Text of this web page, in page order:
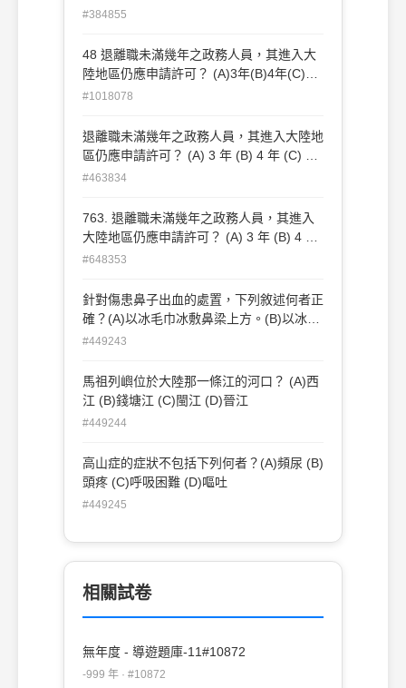
年 (D) 6 年
#384855
48 退離職未滿幾年之政務人員，其進入大
陸地區仍應申請許可？ (A)3年(B)4年(C)5
年(D)6年
#1018078
退離職未滿幾年之政務人員，其進入大陸地
區仍應申請許可？ (A) 3 年 (B) 4 年 (C) 5
年 (D) 6 年
#463834
763. 退離職未滿幾年之政務人員，其進入
大陸地區仍應申請許可？ (A) 3 年 (B) 4 年
#648353
針對傷患鼻子出血的處置，下列敘述何者正
確？(A)以冰毛巾冰敷鼻梁上方。(B)以冰毛
巾冰敷鼻孔下方。(C)以熱毛巾熱敷鼻梁上
#449243
馬祖列嶼位於大陸那一條江的河口？ (A)西
江 (B)錢塘江 (C)閩江 (D)晉江
#449244
高山症的症狀不包括下列何者？(A)頻尿 (B)
頭疼 (C)呼吸困難 (D)嘔吐
#449245
相關試卷
無年度 - 導遊題庫-11#10872
-999 年 · #10872